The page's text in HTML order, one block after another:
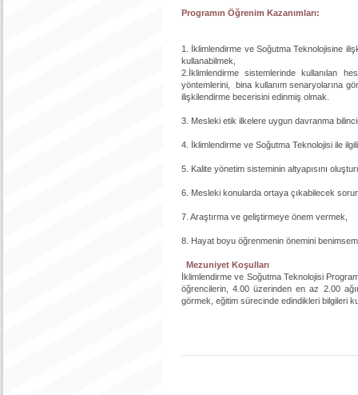
Programın Öğrenim Kazanımları:
1. İklimlendirme ve Soğutma Teknolojisine
kullanabilmek,
2.İklimlendirme sistemlerinde kullanılan
yöntemlerini, bina kullanım senaryolarına
ilişkilendirme becerisini edinmiş olmak.
3. Mesleki etik ilkelere uygun davranma
4. İklimlendirme ve Soğutma Teknolojisi ile
5. Kalite yönetim sisteminin altyapısını
6. Mesleki konularda ortaya çıkabilecek
7. Araştırma ve geliştirmeye önem vermek,
8. Hayat boyu öğrenmenin önemini
Mezuniyet Koşulları
İklimlendirme ve Soğutma Teknolojisi
öğrencilerin, 4.00 üzerinden en az 2.00
görmek, eğitim sürecinde edindikleri bilgileri